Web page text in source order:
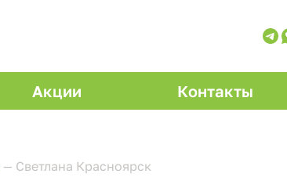
Акции Контакты
— Светлана Красноярск